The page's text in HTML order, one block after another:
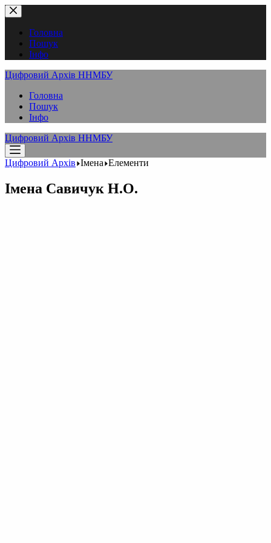
Перейти
до
вмістуГоловна
Пошук
Інфо
Цифровий Архів ННМБУ
Головна
Пошук
Інфо
Цифровий Архів ННМБУ
Цифровий Архів Імена Елементи
Імена Савичук Н.О.